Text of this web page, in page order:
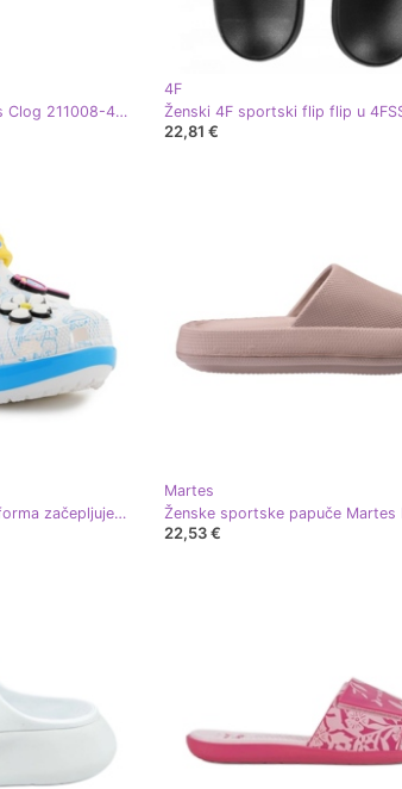
Crocs Classic Fresh Fruss Clog 211008-4WD 39/40 Flip-Flops plava
4F
22,81 €
Ženski crocs Smurfs platforma začepljuje 210822-90H bijela
Martes
22,53 €